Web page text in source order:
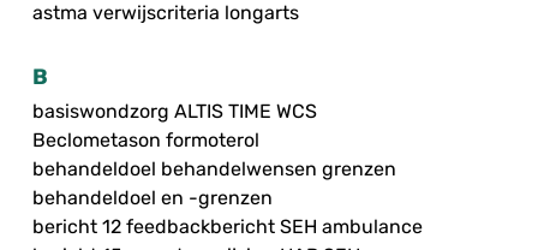
astma verwijscriteria longarts
B
basiswondzorg ALTIS TIME WCS
Beclometason formoterol
behandeldoel behandelwensen grenzen
behandeldoel en -grenzen
bericht 12 feedbackbericht SEH ambulance